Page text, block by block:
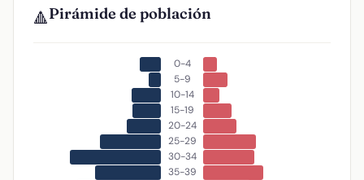
🔺Pirámide de población
0-4
5-9
10-14
15-19
20-24
25-29
30-34
35-39